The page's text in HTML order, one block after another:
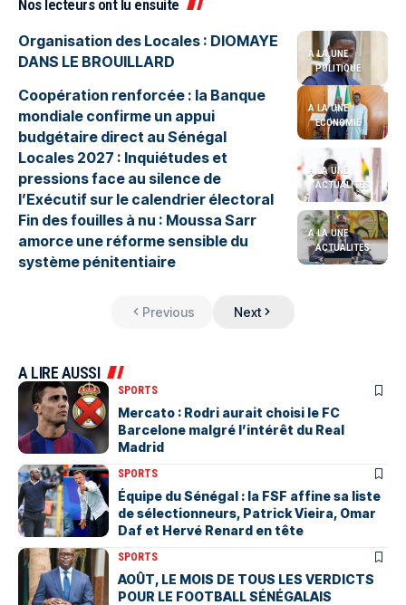
Nos lecteurs ont lu ensuite
A LA UNE
POLITIQUE
Organisation des Locales : DIOMAYE
DANS LE BROUILLARD
A LA UNE
ÉCONOMIE
Coopération renforcée : la Banque
mondiale confirme un appui
budgétaire direct au Sénégal
A LA UNE
ACTUALITES
Locales 2027 : Inquiétudes et
pressions face au silence de
l’Exécutif sur le calendrier électoral
A LA UNE
ACTUALITES
Fin des fouilles à nu : Moussa Sarr
amorce une réforme sensible du
système pénitentiaire
Previous Next
A LIRE AUSSI
SPORTS
Mercato : Rodri aurait choisi le FC
Barcelone malgré l’intérêt du Real
Madrid
SPORTS
Équipe du Sénégal : la FSF affine sa liste
de sélectionneurs, Patrick Vieira, Omar
Daf et Hervé Renard en tête
SPORTS
AOÛT, LE MOIS DE TOUS LES VERDICTS
POUR LE FOOTBALL SÉNÉGALAIS